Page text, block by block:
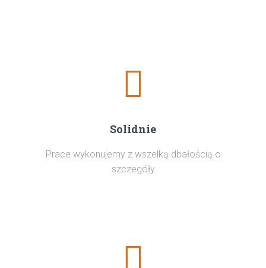
Solidnie
Prace wykonujemy z wszelką dbałością o
szczegóły